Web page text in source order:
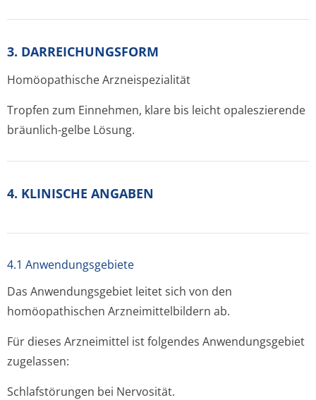
3. DARREICHUNGSFORM
Homöopathische Arzneispezialität
Tropfen zum Einnehmen, klare bis leicht opaleszierende
bräunlich-gelbe Lösung.
4. KLINISCHE ANGABEN
4.1 Anwendungsgebiete
Das Anwendungsgebiet leitet sich von den
homöopathischen Arzneimittelbil­dern ab.
Für dieses Arzneimittel ist folgendes Anwendungsgebiet
zugelassen:
Schlafstörungen bei Nervosität.